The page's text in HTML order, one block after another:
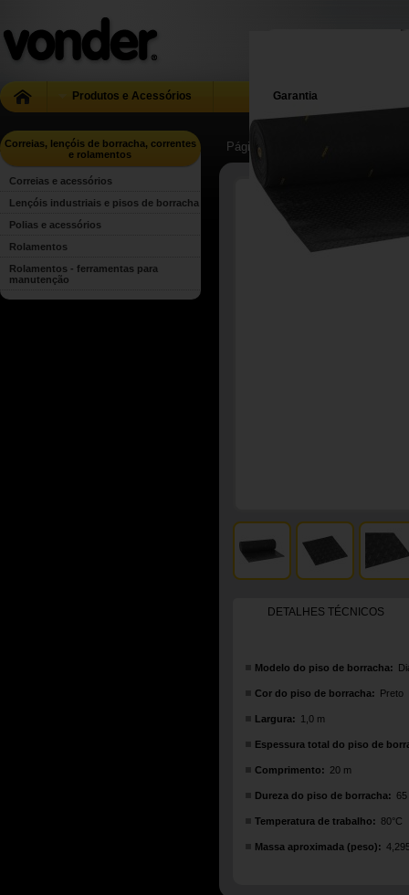
Produtos e Acessórios Garantia
Correias, lençóis de borracha, correntes
e rolamentos
Correias e acessórios
Lençóis industriais e pisos de borracha
Polias e acessórios
Rolamentos
Rolamentos - ferramentas para
manutenção
Página Inicial
DETALHES TÉCNICOS
Modelo do piso de borracha:
Cor do piso de borracha: Preto
Largura: 1,0 m
Espessura total do piso de
Comprimento: 20 m
Dureza do piso de borracha:
Temperatura de trabalho: 80°C
Massa aproximada (peso):